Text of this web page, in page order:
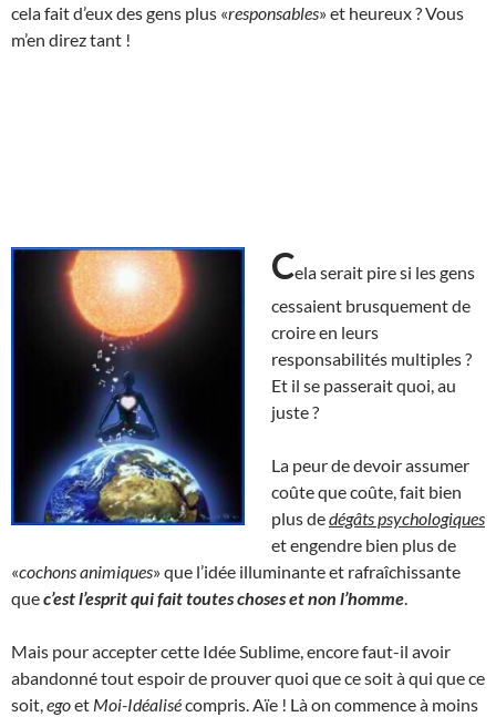
cela fait d’eux des gens plus «responsables» et heureux ? Vous
m’en direz tant !
Cela serait pire si les gens
cessaient brusquement de
croire en leurs
responsabilités multiples ?
Et il se passerait quoi, au
juste ?
La peur de devoir assumer
coûte que coûte, fait bien
plus dedégâts psychologiques
et engendre bien plus de
«cochons animiques» que l’idée illuminante et rafraîchissante
quec’est l’esprit qui fait toutes choses et non l’homme
Mais pour accepter cette Idée Sublime, encore faut-il avoir
abandonné tout espoir de prouver quoi que ce soit à qui que ce
soit, egoet Moi-Idéalisécompris. Aïe ! Là on commence à moins